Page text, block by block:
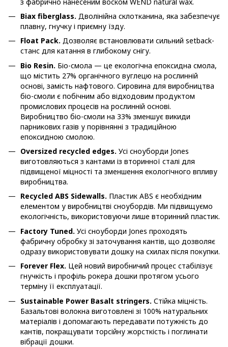
Biax fiberglass. Дволінійна склотканина, яка забезпечує
плавну, гнучку і приємну їзду.
Float Pack. Дозволяє встановлювати сильний setback-
станс для катання в глибокому снігу.
Bio Resin. Біо-смола — це екологічна епоксидна смола,
що містить 27% органічного вуглецю на рослинній
основі, замість нафтового. Сировина для виробництва
біо-смоли є побічним або відходовим продуктом
промислових процесів на рослинній основі.
Виробництво біо-смоли на 33% зменшує викиди
парникових газів у порівнянні з традиційною
епоксидною смолою.
Oversized recycled edges. Усі сноуборди Jones
виготовляються з кантами із вторинної сталі для
підвищеної міцності та зменшення екологічного впливу
виробництва.
Recycled ABS Sidewalls. Пластик ABS є необхідним
елементом у виробництві сноубордів. Ми підвищуємо
екологічність, використовуючи лише вторинний пластик.
Factory Tuned. Усі сноуборди Jones проходять
фабричну обробку зі заточування кантів, що дозволяє
одразу використовувати дошку на схилах після покупки.
Forever Flex. Цей новий виробничий процес стабілізує
гнучкість і профіль рокера дошки протягом усього
терміну її експлуатації.
Sustainable Power Basalt stringers. Стійка міцність.
Базальтові волокна виготовлені зі 100% натуральних
матеріалів і допомагають передавати потужність до
кантів, покращувати торсійну жорсткість і поглинати
вібрації дошки.